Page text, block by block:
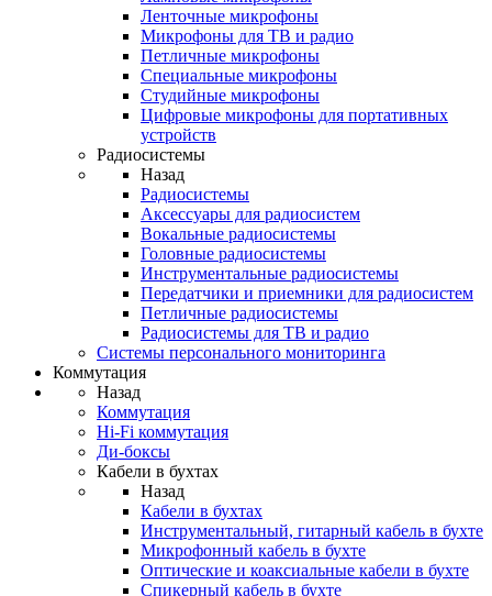
Ленточные микрофоны
Микрофоны для ТВ и радио
Петличные микрофоны
Специальные микрофоны
Студийные микрофоны
Цифровые микрофоны для портативных
устройств
Радиосистемы
Назад
Радиосистемы
Аксессуары для радиосистем
Вокальные радиосистемы
Головные радиосистемы
Инструментальные радиосистемы
Передатчики и приемники для радиосистем
Петличные радиосистемы
Радиосистемы для ТВ и радио
Системы персонального мониторинга
Коммутация
Назад
Коммутация
Hi-Fi коммутация
Ди-боксы
Кабели в бухтах
Назад
Кабели в бухтах
Инструментальный, гитарный кабель в бухте
Микрофонный кабель в бухте
Оптические и коаксиальные кабели в бухте
Спикерный кабель в бухте